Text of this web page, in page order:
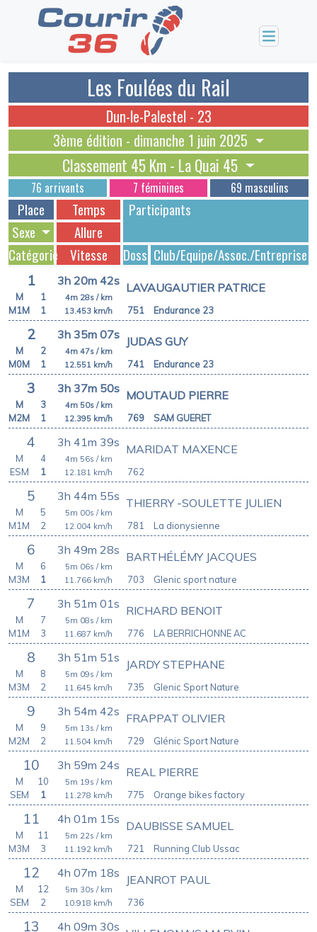
Les Foulées du Rail
3ème édition - dimanche 1 juin 2025
Dun-le-Palestel - 23
Classement 45 Km - La Quai 45
76 arrivants 7 féminines 69 masculins
Place Temps
Dossards
Participants
Allure
Vitesse
Sexe
Catégorie
Club/Equipe/Assoc./Entreprise
1 3h 20m 42s
751
LAVAUGAUTIER PATRICE
4m 28s / km
13.453 km/h
M
1
M1M
1 Endurance 23
2 3h 35m 07s
741
JUDAS GUY
4m 47s / km
12.551 km/h
M
2
M0M
1 Endurance 23
3 3h 37m 50s
769
MOUTAUD PIERRE
4m 50s / km
12.395 km/h
M
3
M2M
1 SAM GUERET
4 3h 41m 39s
762
MARIDAT MAXENCE
4m 56s / km
12.181 km/h
M
4
ESM
1
5 3h 44m 55s
781
THIERRY -SOULETTE JULIEN
5m 00s / km
12.004 km/h
M
5
M1M
2 La dionysienne
6 3h 49m 28s
703
BARTHÉLÉMY JACQUES
5m 06s / km
11.766 km/h
M
6
M3M
1 Glenic sport nature
7 3h 51m 01s
776
RICHARD BENOIT
5m 08s / km
11.687 km/h
M
7
M1M
3 LA BERRICHONNE AC
8 3h 51m 51s
735
JARDY STEPHANE
5m 09s / km
11.645 km/h
M
8
M3M
2 Glenic Sport Nature
9 3h 54m 42s
729
FRAPPAT OLIVIER
5m 13s / km
11.504 km/h
M
9
M2M
2 Glénic Sport Nature
10 3h 59m 24s
775
REAL PIERRE
5m 19s / km
11.278 km/h
M
10
SEM
1 Orange bikes factory
11 4h 01m 15s
721
DAUBISSE SAMUEL
5m 22s / km
11.192 km/h
M
11
M3M
3 Running Club Ussac
12 4h 07m 18s
736
JEANROT PAUL
5m 30s / km
10.918 km/h
M
12
SEM
2
13 4h 09m 30s